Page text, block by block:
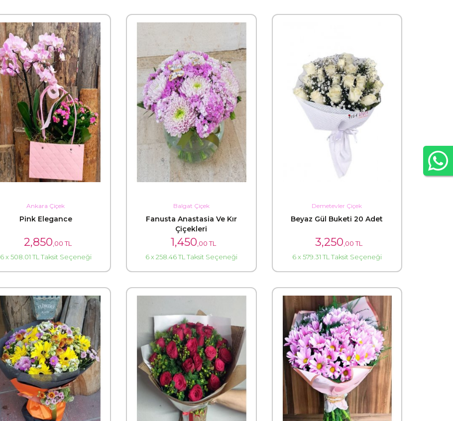
Ankara Çiçek
Pink Elegance
2,850,00 TL
6 x 508.01 TL Taksit Seçeneği
Balgat Çiçek
Fanusta Anastasia Ve Kır
Çiçekleri
1,450,00 TL
6 x 258.46 TL Taksit Seçeneği
Demetevler Çiçek
Beyaz Gül Buketi 20 Adet
3,250,00 TL
6 x 579.31 TL Taksit Seçeneği